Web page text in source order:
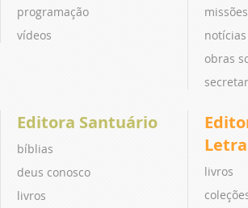
programação
vídeos
notícias
obras
Editora Santuário
bíblias
deus conosco
livros
livros